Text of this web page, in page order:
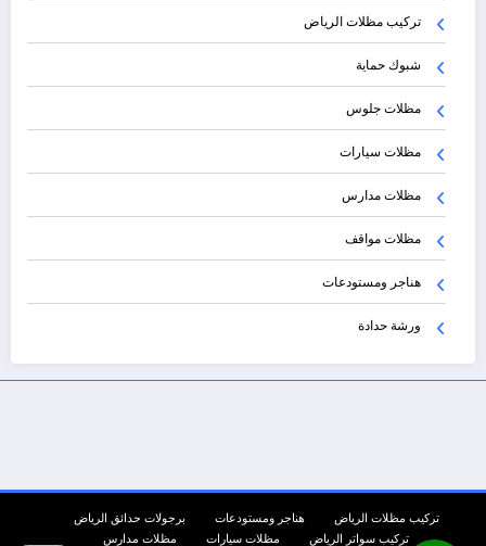
تركيب مظلات الرياض
شبوك حماية
مظلات جلوس
مظلات سيارات
مظلات مدارس
مظلات مواقف
هناجر ومستودعات
ورشة حدادة
تركيب مظلات الرياض هناجر ومستودعات
برجولات حدائق الرياض
تركيب سواتر الرياض
مظلات سيارات مظلات مدارس